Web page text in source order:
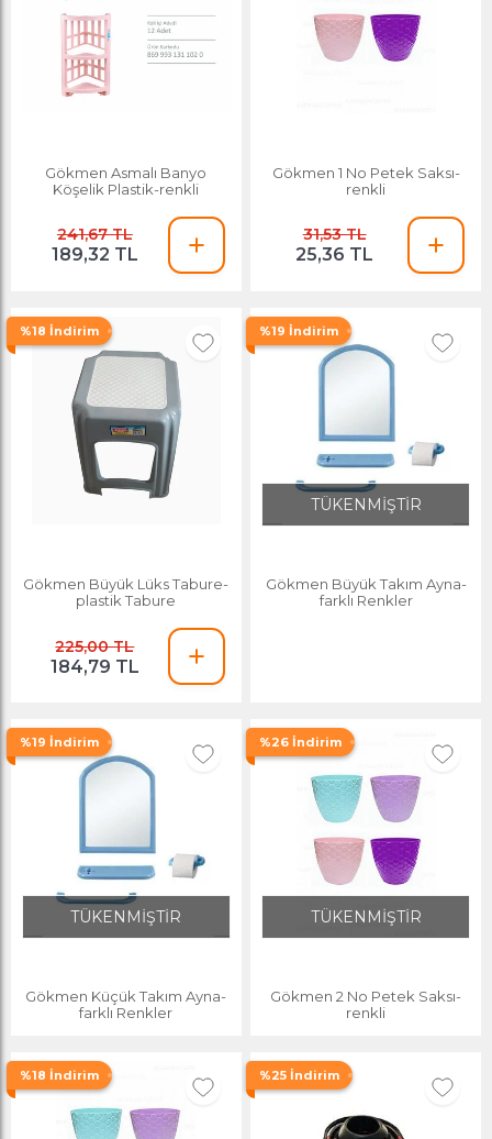
Gökmen Asmalı Banyo
Köşelik Plastik-renkli
241,67 TL
189,32 TL
Gökmen 1 No Petek Saksı-
renkli
31,53 TL
25,36 TL
%18 İndirim
Gökmen Büyük Lüks Tabure-
plastik Tabure
225,00 TL
184,79 TL
%19 İndirim
TÜKENMİŞTİR
Gökmen Büyük Takım Ayna-
farklı Renkler
%19 İndirim
TÜKENMİŞTİR
Gökmen Küçük Takım Ayna-
farklı Renkler
%26 İndirim
TÜKENMİŞTİR
Gökmen 2 No Petek Saksı-
renkli
%18 İndirim %25 İndirim